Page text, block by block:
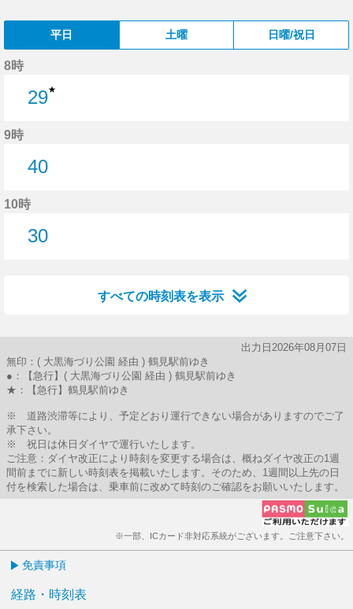
平日 土曜 日曜/祝日
8時
29★
9時
40
10時
30
すべての時刻表を表示
出力日2026年08月07日
無印：( 大黒海づり公園 経由 ) 鶴見駅前ゆき
●：【急行】( 大黒海づり公園 経由 ) 鶴見駅前ゆき
★：【急行】鶴見駅前ゆき
※ 道路渋滞等により、予定どおり運行できない場合がありますのでご了
承下さい。
※ 祝日は休日ダイヤで運行いたします。
ご注意：ダイヤ改正により時刻を変更する場合は、概ねダイヤ改正の1週
間前までに新しい時刻表を掲載いたします。そのため、1週間以上先の日
付を検索した場合は、乗車前に改めて時刻のご確認をお願いいたします。
※一部、ICカード非対応系統がございます。ご注意下さい。
免責事項
経路・時刻表